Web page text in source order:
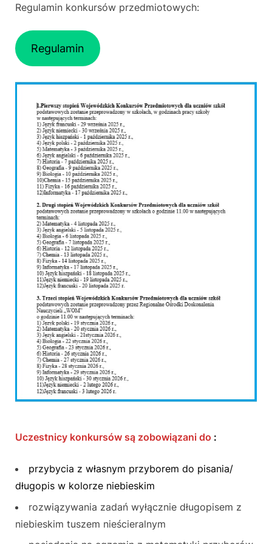
Regulamin konkursów przedmiotowych:
Regulamin
Uczestnicy konkursów są zobowiązani do :
przybycia z własnym przyborem do pisania/
długopis w kolorze niebieskim
rozwiązywania zadań wyłącznie długopisem z
niebieskim tuszem nieścieralnym